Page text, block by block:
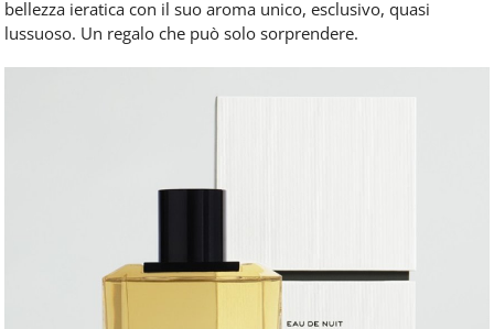
bellezza ieratica con il suo aroma unico, esclusivo, quasi
lussuoso. Un regalo che può solo sorprendere.